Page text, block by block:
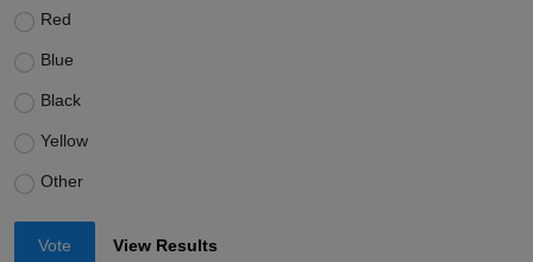
Red
Blue
Black
Yellow
Other
Vote View Results